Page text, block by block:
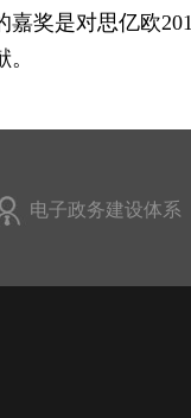
嘉奖是对思亿欧
电子政务建设体系